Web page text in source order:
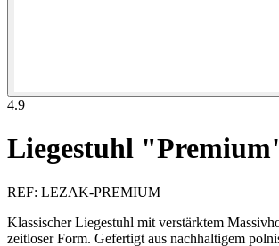
4.9
Liegestuhl
REF: LEZAK-PREMIUM
Klassischer Liegestuhl mit verstärktem
zeitloser Form. Gefertigt aus nachhaltigem